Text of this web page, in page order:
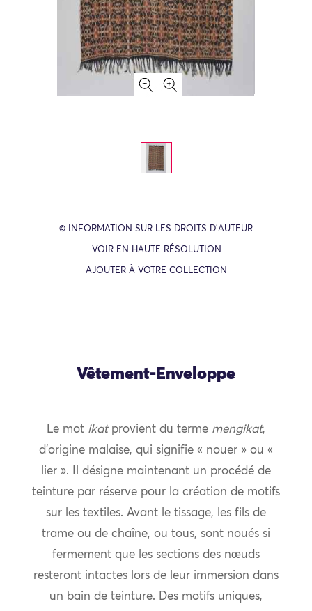
© INFORMATION SUR LES DROITS D’AUTEUR
VOIR EN HAUTE RÉSOLUTION
AJOUTER À VOTRE COLLECTION
Vêtement-Enveloppe
Le mot ikatprovient du terme mengikat,
d’origine malaise, qui signifie « nouer » ou «
lier ». Il désigne maintenant un procédé de
teinture par réserve pour la création de motifs
sur les textiles. Avant le tissage, les fils de
trame ou de chaîne, ou tous, sont noués si
fermement que les sections des nœuds
resteront intactes lors de leur immersion dans
un bain de teinture. Des motifs uniques,